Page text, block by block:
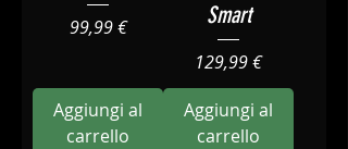
Prezzo
99,99 €
Aggiungi al
carrello
Smart
Prezzo
129,99 €
Aggiungi al
carrello